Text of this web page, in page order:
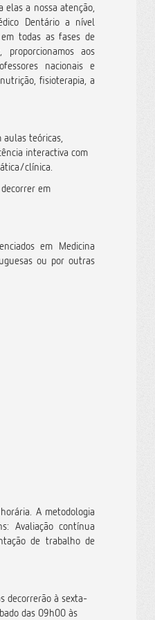
elas a nossa atenção,
Dentário a nível
todas as fases de
proporcionamos aos
nacionais e
fisioterapia, a
aulas teóricas,
interactiva com
clínica.
decorrer em
em Medicina
ou por outras
A metodologia
Avaliação contínua
de trabalho de
decorrerão à sexta-
das 09h00 às